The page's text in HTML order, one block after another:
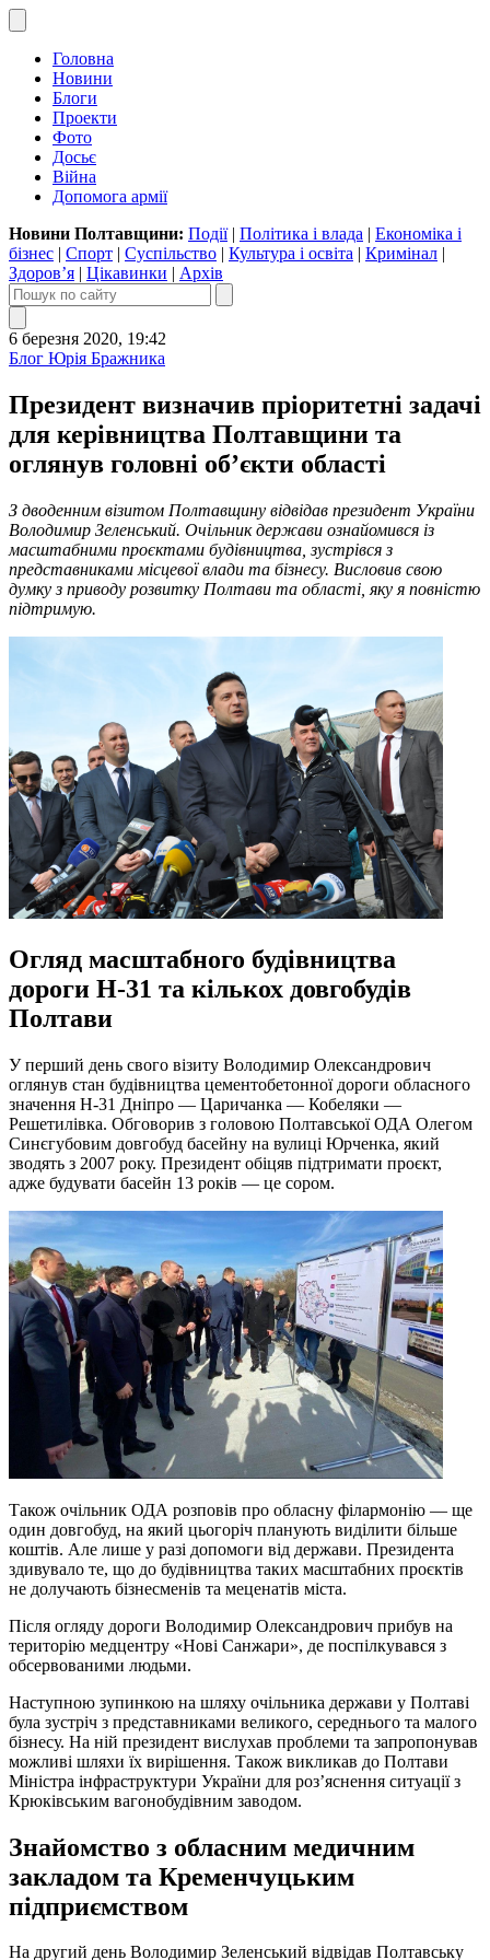
Головна
Новини
Блоги
Проекти
Фото
Досьє
Війна
Допомога армії
Новини Полтавщини: Події| Політика і влада | Економіка і
бізнес | Спорт | Суспільство | Культура і освіта | Кримінал |
Здоров’я | Цікавинки | Архів
6 березня 2020, 19:42
Блог Юрія Бражника
Президент визначив пріоритетні задачі
для керівництва Полтавщини та
оглянув головні об’єкти області
З дводенним візитом Полтавщину відвідав президент України
Володимир Зеленський. Очільник держави ознайомився із
масштабними проєктами будівництва, зустрівся з
представниками місцевої влади та бізнесу. Висловив свою
думку з приводу розвитку Полтави та області, яку я повністю
підтримую.
Огляд масштабного будівництва
дороги Н-31 та кількох довгобудів
Полтави
У перший день свого візиту Володимир Олександрович
оглянув стан будівництва цементобетонної дороги обласного
значення Н-31 Дніпро — Царичанка — Кобеляки —
Решетилівка. Обговорив з головою Полтавської ОДА Олегом
Синєгубовим довгобуд басейну на вулиці Юрченка, який
зводять з 2007 року. Президент обіцяв підтримати проєкт,
адже будувати басейн 13 років — це сором.
Також очільник ОДА розповів про обласну філармонію — ще
один довгобуд, на який цьогоріч планують виділити більше
коштів. Але лише у разі допомоги від держави. Президента
здивувало те, що до будівництва таких масштабних проєктів
не долучають бізнесменів та меценатів міста.
Після огляду дороги Володимир Олександрович прибув на
територію медцентру «Нові Санжари», де поспілкувався з
обсервованими людьми.
Наступною зупинкою на шляху очільника держави у Полтаві
була зустріч з представниками великого, середнього та малого
бізнесу. На ній президент вислухав проблеми та запропонував
можливі шляхи їх вирішення. Також викликав до Полтави
Міністра інфраструктури України для роз’яснення ситуації з
Крюківським вагонобудівним заводом.
Знайомство з обласним медичним
закладом та Кременчуцьким
підприємством
На другий день Володимир Зеленський відвідав Полтавську